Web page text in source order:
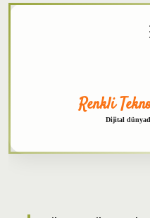
Renkli
Dijital